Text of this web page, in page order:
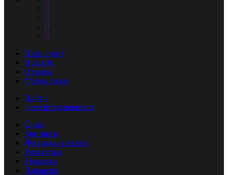
Прайс-лист
Новости
Отзывы
Форма связи
Войти
Зарегистрироваться
О нас
Контакты
Доставка и оплата
Реквизиты
Упаковка
Вакансии